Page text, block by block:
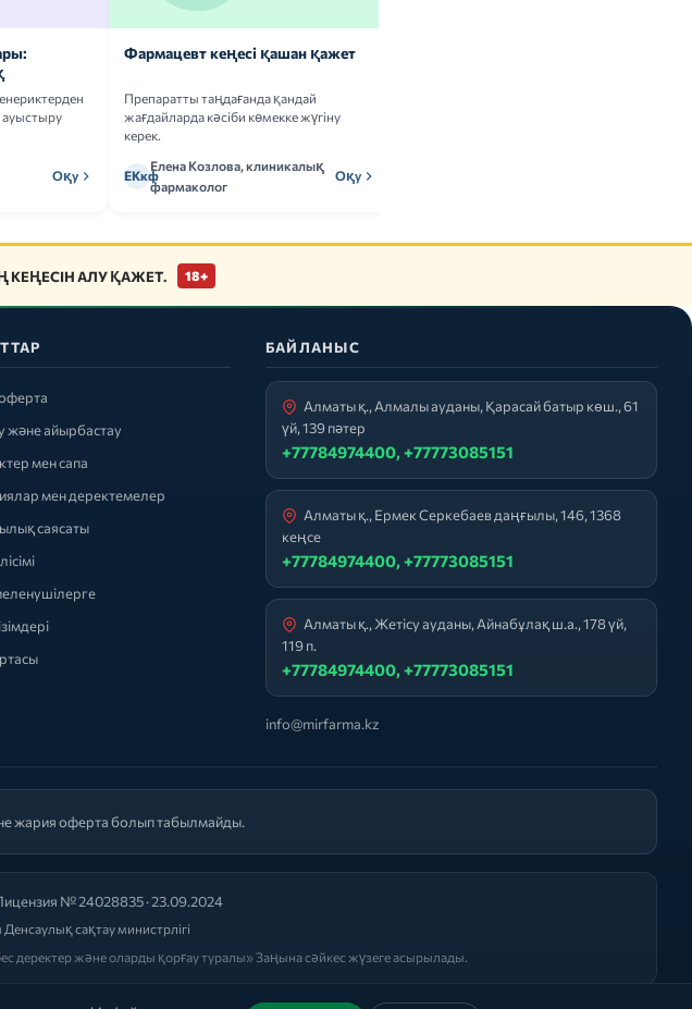
ауыстыру
Оқу
Фармацевт кеңесі қашан қажет
Препаратты таңдағанда қандай
жағдайларда кәсіби көмекке жүгіну
керек.
ЕКкф
Елена Козлова, клиникалық
фармаколог
Оқу
КЕҢЕСІН АЛУ ҚАЖЕТ. 18+
және айырбастау
мен сапа
мен деректемелер
саясаты
БАЙЛАНЫС
Алматы қ., Алмалы ауданы, Қарасай батыр көш., 61
үй, 139 пәтер
+77784974400, +77773085151
Алматы қ., Ермек Серкебаев даңғылы, 146, 1368
кеңсе
+77784974400, +77773085151
Алматы қ., Жетісу ауданы, Айнабұлақ ш.а., 178 үй,
119 п.
+77784974400, +77773085151
info@mirfarma.kz
жария оферта болып табылмайды.
№ 24028835 · 23.09.2024
сақтау министрлігі
және оларды қорғау туралы» Заңына сәйкес жүзеге асырылады.